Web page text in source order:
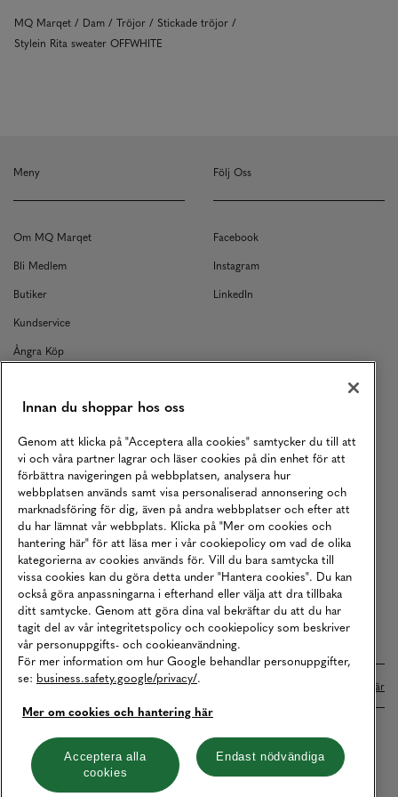
MQ Marqet Dam Tröjor
Stickade tröjor
Stylein Rita sweater OFFWHITE
Meny
Om MQ Marqet
Bli Medlem
Butiker
Kundservice
Ångra Köp
Returer
Köpvillkor
Karriär
Vårt Ansvar
Våra Tjänster
Press
Studentrabatt
B2B
Tillgänglighetsredogörelse
Följ Oss
Facebook
Instagram
LinkedIn
Betalningar online sköts i samarbete med Klarna. Läs mer här
Cookies Integritetspolicy
Hantera cookies
Innan du shoppar hos oss
Genom att klicka på "Acceptera alla cookies" samtycker du till att
vi och våra partner lagrar och läser cookies på din enhet för att
förbättra navigeringen på webbplatsen, analysera hur
webbplatsen används samt visa personaliserad annonsering och
marknadsföring för dig, även på andra webbplatser och efter att
du har lämnat vår webbplats. Klicka på "Mer om cookies och
hantering här" för att läsa mer i vår cookiepolicy om vad de olika
kategorierna av cookies används för. Vill du bara samtycka till
vissa cookies kan du göra detta under "Hantera cookies". Du kan
också göra anpassningarna i efterhand eller välja att dra tillbaka
ditt samtycke. Genom att göra dina val bekräftar du att du har
tagit del av vår integritetspolicy och cookiepolicy som beskriver
vår personuppgifts- och cookieanvändning.
För mer information om hur Google behandlar personuppgifter,
se: business.safety.google/privacy/.
Mer om cookies och hantering här
Acceptera alla
cookies
Endast nödvändiga